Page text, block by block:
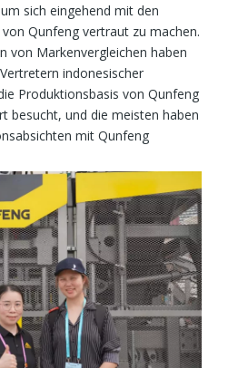
sich eingehend mit den
Qunfeng vertraut zu machen.
von Markenvergleichen haben
indonesischer
Produktionsbasis von Qunfeng
besucht, und die meisten haben
mit Qunfeng